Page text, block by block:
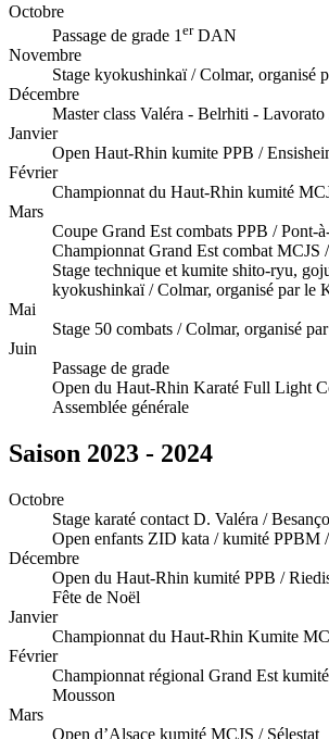
Octobre
Passage de grade 1 erDAN
Novembre
Stage kyokushinkaï / Colmar, organisé
Décembre
Master class Valéra - Belrhiti -
Janvier
Open Haut-Rhin kumite PPB /
Février
Championnat du Haut-Rhin kumité
Mars
Coupe Grand Est combats PPB / Pont-
Championnat Grand Est combat MCJS
Stage technique et kumite shito-ryu,
kyokushinkaï / Colmar, organisé par le
Mai
Stage 50 combats / Colmar, organisé
Juin
Passage de grade
Open du Haut-Rhin Karaté Full Light
Assemblée générale
Saison 2023 - 2024
Octobre
Stage karaté contact D. Valéra /
Open enfants ZID kata / kumité PPBM
Décembre
Open du Haut-Rhin kumité PPB /
Fête de Noël
Janvier
Championnat du Haut-Rhin Kumite
Février
Championnat régional Grand Est
Mousson
Mars
Open d’Alsace kumité MCJS / Sélestat